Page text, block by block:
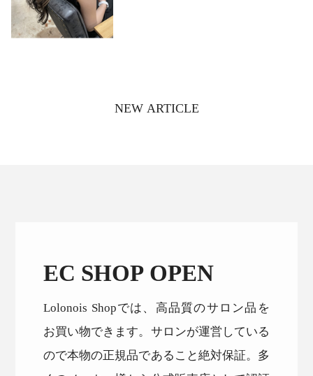
NEW ARTICLE
EC SHOP OPEN
Lolonois Shopでは、高品質のサロン品を
お買い物できます。サロンが運営している
ので本物の正規品であること絶対保証。多